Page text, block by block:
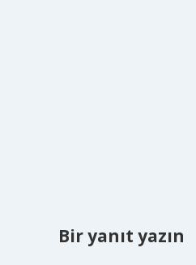
Bir yanıt yazın